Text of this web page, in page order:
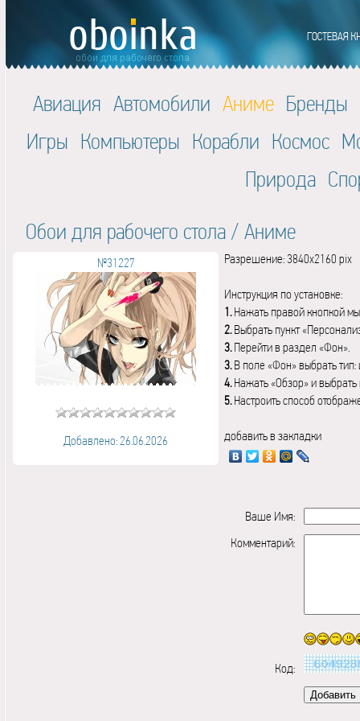
Авиация Автомобили Аниме Бренды
Игры Компьютеры Корабли Космос
Природа
Обои для рабочего стола / Аниме
№31227
Добавлено: 26.06.2026
Разрешение: 3840x2160 pix
Инструкция по установке:
1.Нажать правой кнопкой
2.Выбрать пункт
3.Перейти в раздел «Фон».
3.В поле «Фон» выбрать
4.Нажать «Обзор» и выбрать
5.Настроить способ
добавить в закладки
Ваше Имя:
Комментарий:
Код: